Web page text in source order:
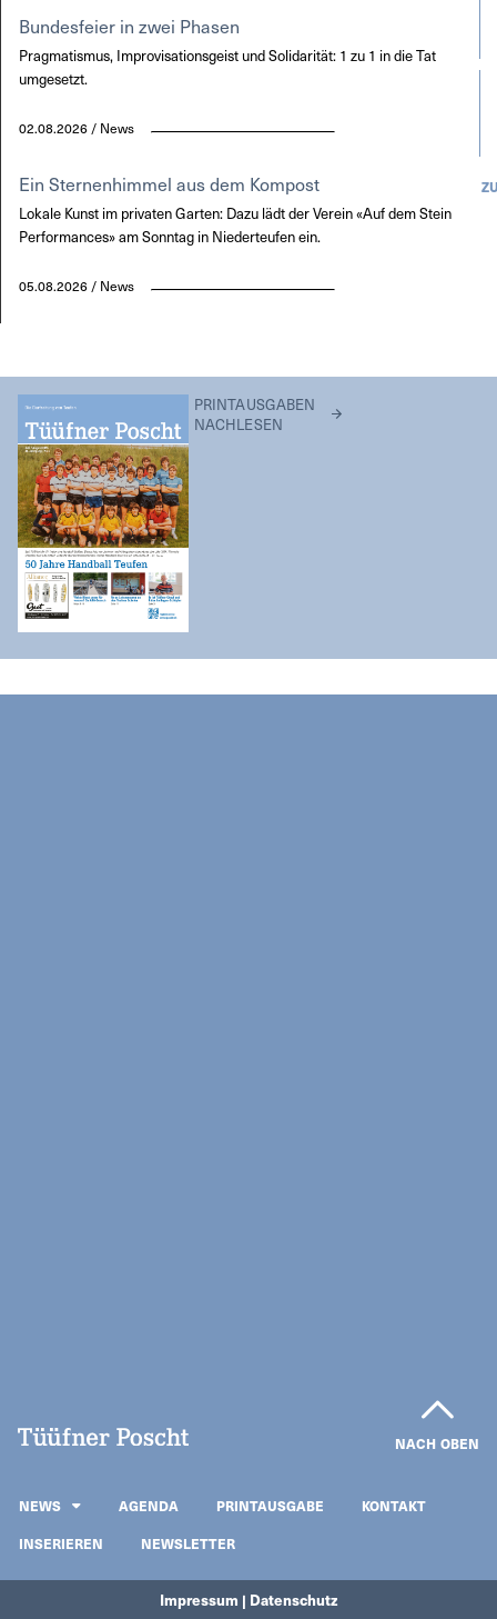
Bundesfeier in zwei Phasen
Pragmatismus, Improvisationsgeist und Solidarität: 1 zu 1 in die Tat
umgesetzt.
02.08.2026 / News
Ein Sternenhimmel aus dem Kompost
Lokale Kunst im privaten Garten: Dazu lädt der Verein «Auf dem Stein
Performances» am Sonntag in Niederteufen ein.
05.08.2026 / News
PRINTAUSGABEN
NACHLESEN
NACH OBEN
NEWS AGENDA PRINTAUSGABE
KONTAKT
INSERIEREN
NEWSLETTER
Impressum | Datenschutz